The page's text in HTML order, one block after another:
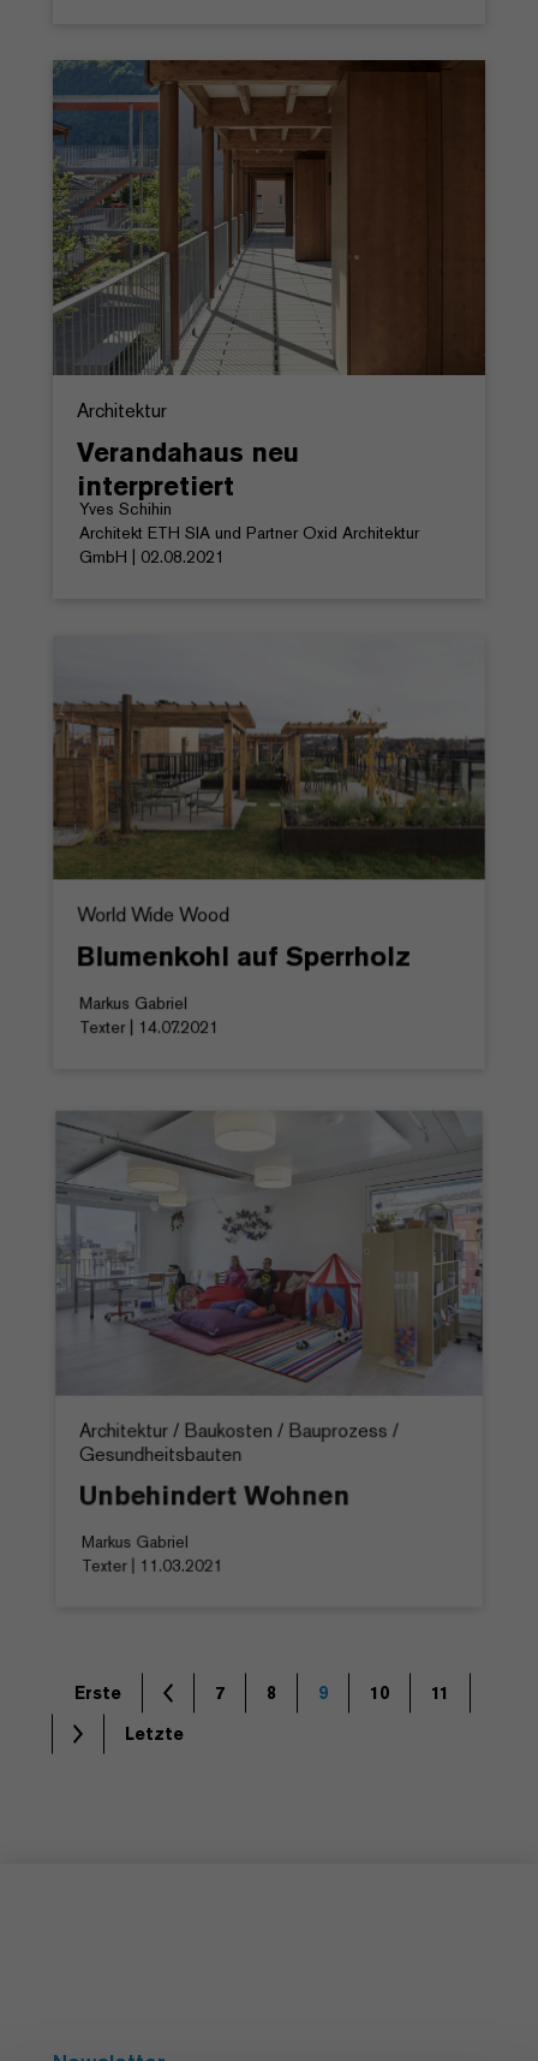
Architektur
Verandahaus neu
interpretiert
Yves Schihin
Architekt ETH SIA und Partner Oxid Architektur
GmbH | 02.08.2021
World Wide Wood
Blumenkohl auf Sperrholz
Markus Gabriel
Texter | 14.07.2021
Architektur / Baukosten / Bauprozess /
Gesundheitsbauten
Unbehindert Wohnen
Markus Gabriel
Texter | 11.03.2021
Erste 7 8 9 10
11
Letzte